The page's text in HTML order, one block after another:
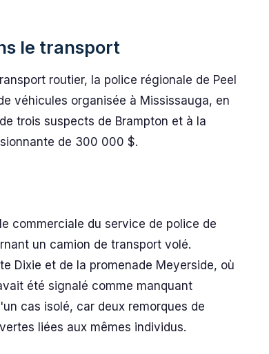
le transport
routier, la police régionale de Peel
véhicules organisée à Mississauga, en
trois suspects de Brampton et à la
de 300 000 $.
commerciale du service de police de
un camion de transport volé.
Dixie et de la promenade Meyerside, où
été signalé comme manquant
cas isolé, car deux remorques de
liées aux mêmes individus.